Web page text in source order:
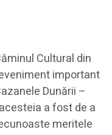
Cultural din
important
Dunării –
a fost de a
meritele